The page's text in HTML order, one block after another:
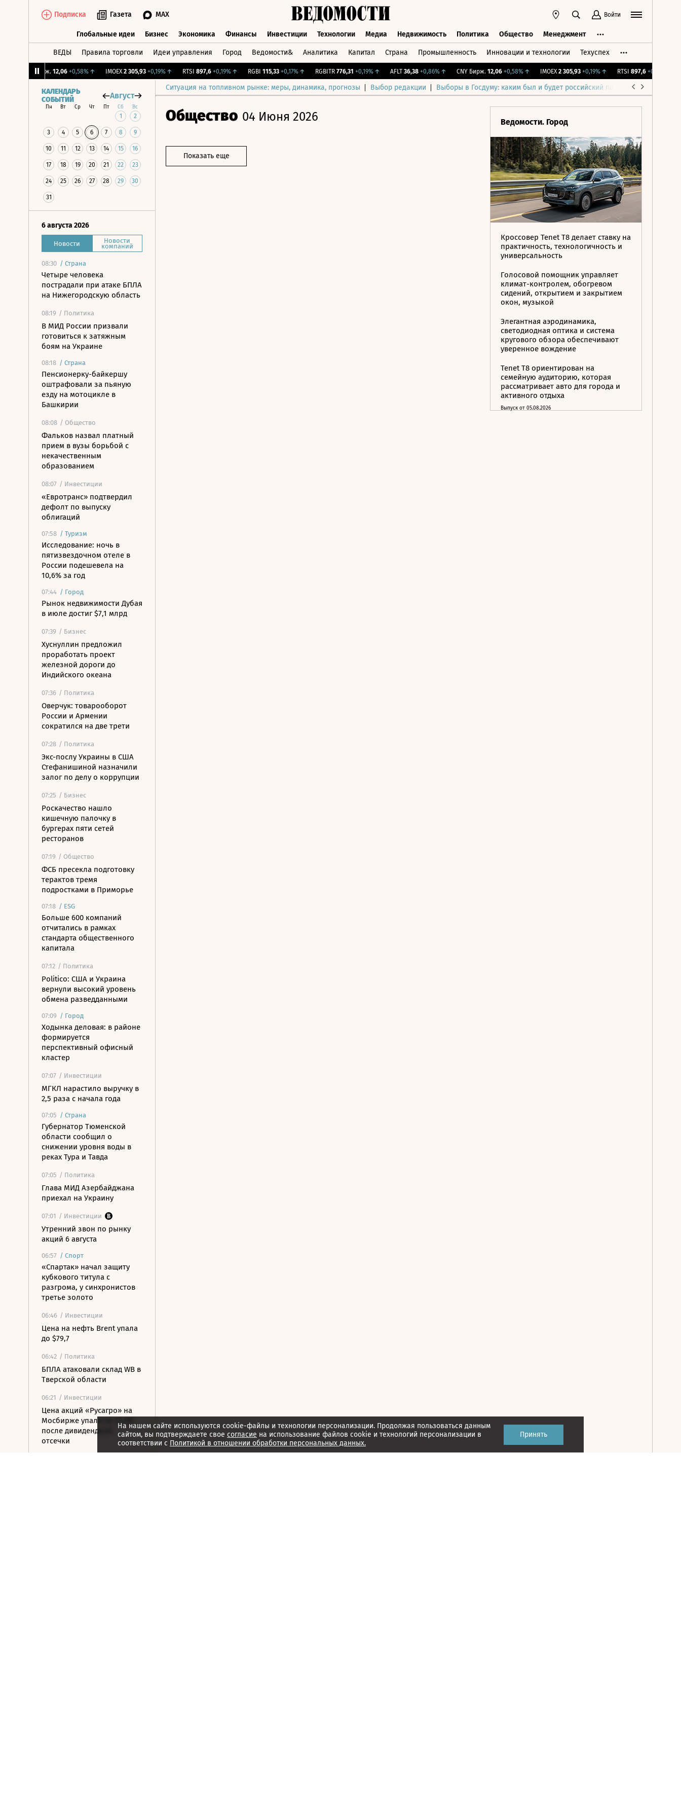
Подписка Газета MAX Войти
Глобальные идеи Бизнес Экономика Финансы Инвестиции Технологии Медиа Недвижимость Политика Общество Менеджмент
ВЕДЫ Правила торговли Идеи управления Город Ведомости& Аналитика Капитал Страна Промышленность Инновации и технологии Техуспех
12,06 +0,58%↑ IMOEX 2 305,93 +0,19%↑ RTSI 897,6 +0,19%↑ RGBI 115,33 +0,17%↑ RGBITR 776,31 +0,19%↑ AFLT 36,38 +0,86%↑ CNY Бирж. 12,06 +0,58%↑ IMOEX 2 305,93 +0,19%↑ RTSI 897,6 +0,19%
Ситуация на топливном рынке: меры, динамика, прогнозы Выбор редакции Выборы в Госдуму: каким был и будет российский парламент
КАЛЕНДАРЬ
СОБЫТИЙ
Август
Пн Вт Ср Чт Пт Сб Вс
1 2
3 4 5 6 7 8 9
10 11 12 13 14 15 16
17 18 19 20 21 22 23
24 25 26 27 28 29 30
31
6 августа 2026
Новости Новости
компаний
08:30 / Страна
Четыре человека
пострадали при атаке БПЛА
на Нижегородскую область
08:19 / Политика
В МИД России призвали
готовиться к затяжным
боям на Украине
08:18 / Страна
Пенсионерку-байкершу
оштрафовали за пьяную
езду на мотоцикле в
Башкирии
08:08 / Общество
Фальков назвал платный
прием в вузы борьбой с
некачественным
образованием
08:07 / Инвестиции
«Евротранс» подтвердил
дефолт по выпуску
облигаций
07:58 / Туризм
Исследование: ночь в
пятизвездочном отеле в
России подешевела на
10,6% за год
07:44 / Город
Рынок недвижимости Дубая
в июле достиг $7,1 млрд
07:39 / Бизнес
Хуснуллин предложил
проработать проект
железной дороги до
Индийского океана
07:36 / Политика
Оверчук: товарооборот
России и Армении
сократился на две трети
07:28 / Политика
Экс-послу Украины в США
Стефанишиной назначили
залог по делу о коррупции
07:25 / Бизнес
Роскачество нашло
кишечную палочку в
бургерах пяти сетей
ресторанов
07:19 / Общество
ФСБ пресекла подготовку
терактов тремя
подростками в Приморье
07:18 / ESG
Больше 600 компаний
отчитались в рамках
стандарта общественного
капитала
07:12 / Политика
Politico: США и Украина
вернули высокий уровень
обмена разведданными
07:09 / Город
Ходынка деловая: в районе
формируется
перспективный офисный
кластер
07:07 / Инвестиции
МГКЛ нарастило выручку в
2,5 раза с начала года
07:05 / Страна
Губернатор Тюменской
области сообщил о
снижении уровня воды в
реках Тура и Тавда
07:05 / Политика
Глава МИД Азербайджана
приехал на Украину
07:01 / Инвестиции
Утренний звон по рынку
акций 6 августа
06:57 / Спорт
«Спартак» начал защиту
кубкового титула с
разгрома, у синхронистов
третье золото
06:46 / Инвестиции
Цена на нефть Brent упала
до $79,7
06:42 / Политика
БПЛА атаковали склад WB в
Тверской области
06:21 / Инвестиции
Цена акций «Русагро» на
Мосбирже упала на 13,4%
после дивидендной
отсечки
Общество 04 Июня 2026
Показать еще
Ведомости. Город
Кроссовер Tenet T8 делает ставку на
практичность, технологичность и
универсальность
Голосовой помощник управляет
климат-контролем, обогревом
сидений, открытием и закрытием
окон, музыкой
Элегантная аэродинамика,
светодиодная оптика и система
кругового обзора обеспечивают
уверенное вождение
Tenet T8 ориентирован на
семейную аудиторию, которая
рассматривает авто для города и
активного отдыха
Выпуск от 05.08.2026
На нашем сайте используются cookie-файлы и технологии персонализации. Продолжая пользоваться данным
сайтом, вы подтверждаете свое согласие на использование файлов cookie и технологий персонализации в
соответствии с Политикой в отношении обработки персональных данных.
Принять